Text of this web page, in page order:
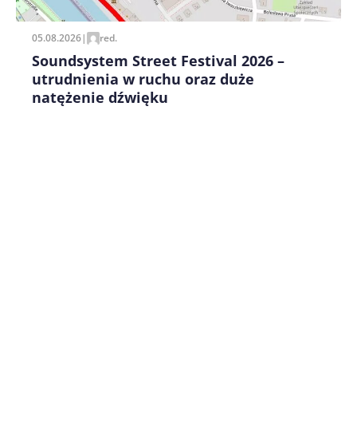
05.08.2026| red.
Soundsystem Street Festival 2026 –
utrudnienia w ruchu oraz duże
natężenie dźwięku